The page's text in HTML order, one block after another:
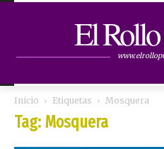
El
Inicio Etiquetas Mosquera
Tag: Mosquera